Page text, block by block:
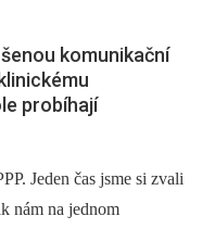
komunikační
probíhají
Jeden čas jsme si zvali
nám na jednom